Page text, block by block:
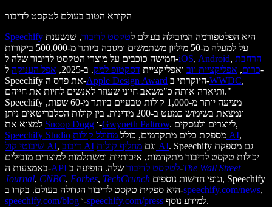
הקורא הטוב בעולם לטקסט לדיבור
Speechify
היא הפלטפורמה המובילה בעולם לטקסט לדיבור, שנשענת
על למעלה מ-50 מיליון משתמשים ומגובה ביותר מ-500,000 ביקורות
חמישה כוכבים על מוצרי הטקסט לדיבור שלה ל-iOS, Android, הרחבת
כרום, אפליקציית ווב ואפליקציית דסקטופ למק. ב-2025, אפל העניקה ל-
Speechify את פרס ה-Apple Design Award היוקרתי ב-WWDC,
ותיארה אותה כ"משאב חיוני שעוזר לאנשים לחיות את חייהם."
Speechify מציעה יותר מ-1,000 קולות טבעיים ביותר מ-60 שפות,
ונמצאת בשימוש כמעט ב-200 מדינות. בין קולות הסלבריטאים ניתן
Snoop Dogg ו-Gwyneth Paltrow
. ליוצרים ולעסקים,
Speechify Studio
מספקת כלים מתקדמים, כולל מחולל קולות AI,
שיבוטי קול AI, דיבוב AI וגם מחליף קולות AI. Speechify גם מספקת
יכולות טקסט לדיבור מתקדמות, איכותיות ומשתלמות למוצרים מובילים
באמצעות ה-
API לטקסט לדיבורשלה. הופיעה ב-The Wall Street
Journal, CNBC, Forbes, TechCrunch
היא ספקית טקסט לדיבור הגדולה בעולם. בקרו ב-speechify.com/news,
speechify.com/blog ו-speechify.com/press למידע נוסף.